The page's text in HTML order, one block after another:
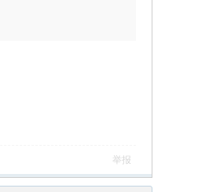
举报